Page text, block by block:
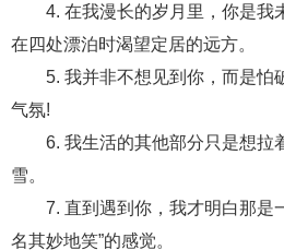
异地恋 明星 气质
挽留前任 避孕
经营婚姻 婚姻修复
备孕 产后恢复 减肥
产妇食谱 同性恋
4. 在我漫长的岁月里，你是我
在四处漂泊时渴望定居的远方。
5. 我并非不想见到你，而是怕
气氛!
6. 我生活的其他部分只是想拉
雪。
7. 直到遇到你，我才明白那是
名其妙地笑”的感觉。